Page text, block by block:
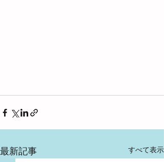
最新記事 すべて表示